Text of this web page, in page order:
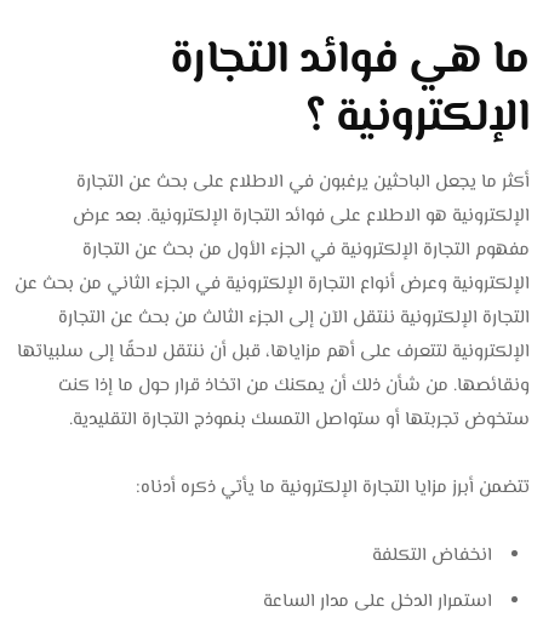
ما هي فوائد التجارة
الإلكترونية ؟
أكثر ما يجعل الباحثين يرغبون في الاطلاع على بحث عن التجارة
الإلكترونية هو الاطلاع على فوائد التجارة الإلكترونية. بعد عرض
مفهوم التجارة الإلكترونية في الجزء الأول من بحث عن التجارة
الإلكترونية وعرض أنواع التجارة الإلكترونية في الجزء الثاني من بحث عن
التجارة الإلكترونية ننتقل الآن إلى الجزء الثالث من بحث عن التجارة
الإلكترونية لتتعرف على أهم مزاياها، قبل أن ننتقل لاحقًا إلى سلبياتها
ونقائصها. من شأن ذلك أن يمكنك من اتخاذ قرار حول ما إذا كنت
ستخوض تجربتها أو ستواصل التمسك بنموذج التجارة التقليدية.
تتضمن أبرز مزايا التجارة الإلكترونية ما يأتي ذكره أدناه:
انخفاض التكلفة
استمرار الدخل على مدار الساعة